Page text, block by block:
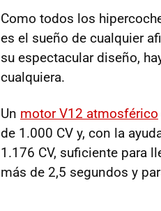
Como todos los
es el sueño de cualquier
su espectacular diseño,
cualquiera.
Un motor V12 atmosférico
de 1.000 CV y, con la
1.176 CV, suficiente para
más de 2,5 segundos y